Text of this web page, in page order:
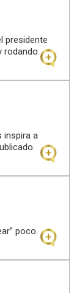
presidente
rodando.
inspira a
poco.